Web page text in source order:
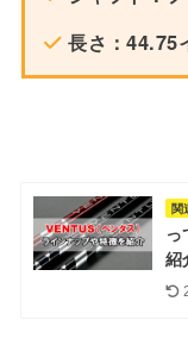
長さ：44.75
関
紹